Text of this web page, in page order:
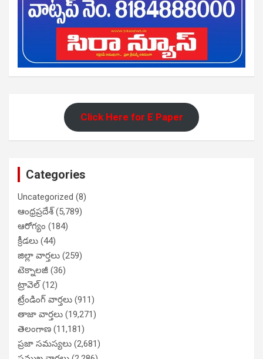
Click Here for E Paper
Categories
Uncategorized (8)
ఆంధ్రప్రదేశ్(5,789)
ఆరోగ్యం (184)
క్రీడలు (44)
జిల్లా వార్తలు (259)
టెక్నాలజీ (36)
ట్రావెల్(12)
ట్రేండింగ్ వార్తలు (911)
తాజా వార్తలు (19,271)
తెలంగాణ (11,181)
ప్రజా సమస్యలు (2,681)